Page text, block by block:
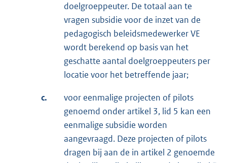
doelgroeppeuter. De totaal aan te
vragen subsidie voor de inzet van de
pedagogisch beleidsmedewerker VE
wordt berekend op basis van het
geschatte aantal doelgroeppeuters per
locatie voor het betreffende jaar;
c.
voor eenmalige projecten of pilots
genoemd onder artikel 3, lid 5 kan een
eenmalige subsidie worden
aangevraagd. Deze projecten of pilots
dragen bij aan de in artikel 2 genoemde